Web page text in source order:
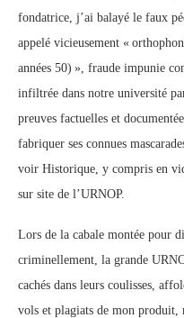
fondatrice, j’ai balayé le faux
appelé vicieusement «
années 50) », fraude impunie
infiltrée dans notre université
preuves factuelles et
fabriquer ses connues
voir Historique, y compris en
sur site de l’URNOP.
Lors de la cabale montée pour
criminellement, la grande
cachés dans leurs coulisses,
vols et plagiats de mon produit,